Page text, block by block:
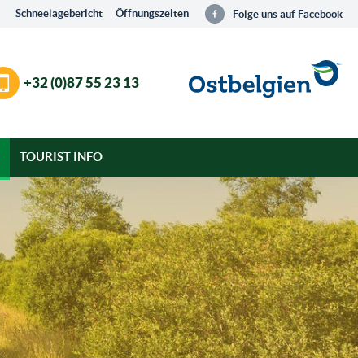
Schneelagebericht Öffnungszeiten Folge uns auf Facebook
+32 (0)87 55 23 13
TOURIST INFO